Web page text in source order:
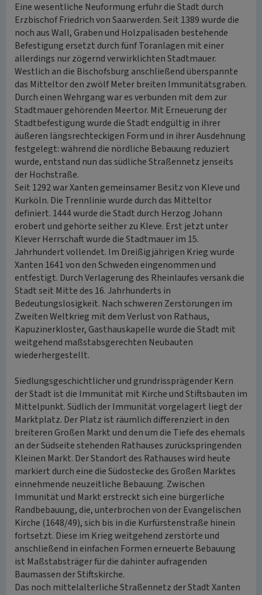
Eine wesentliche Neuformung erfuhr die Stadt durch
Erzbischof Friedrich von Saarwerden. Seit 1389 wurde die
noch aus Wall, Graben und Holzpalisaden bestehende
Befestigung ersetzt durch fünf Toranlagen mit einer
allerdings nur zögernd verwirklichten Stadtmauer.
Westlich an die Bischofsburg anschließend überspannte
das Mitteltor den zwölf Meter breiten Immunitätsgraben.
Durch einen Wehrgang war es verbunden mit dem zur
Stadtmauer gehörenden Meertor. Mit Erneuerung der
Stadtbefestigung wurde die Stadt endgültig in ihrer
äußeren längsrechteckigen Form und in ihrer Ausdehnung
festgelegt: während die nördliche Bebauung reduziert
wurde, entstand nun das südliche Straßennetz jenseits
der Hochstraße.
Seit 1292 war Xanten gemeinsamer Besitz von Kleve und
Kurköln. Die Trennlinie wurde durch das Mitteltor
definiert. 1444 wurde die Stadt durch Herzog Johann
erobert und gehörte seither zu Kleve. Erst jetzt unter
Klever Herrschaft wurde die Stadtmauer im 15.
Jahrhundert vollendet. Im Dreißigjährigen Krieg wurde
Xanten 1641 von den Schweden eingenommen und
entfestigt. Durch Verlagerung des Rheinlaufes versank die
Stadt seit Mitte des 16. Jahrhunderts in
Bedeutungslosigkeit. Nach schweren Zerstörungen im
Zweiten Weltkrieg mit dem Verlust von Rathaus,
Kapuzinerkloster, Gasthauskapelle wurde die Stadt mit
weitgehend maßstabsgerechten Neubauten
wiederhergestellt.
Siedlungsgeschichtlicher und grundrissprägender Kern
der Stadt ist die Immunität mit Kirche und Stiftsbauten im
Mittelpunkt. Südlich der Immunität vorgelagert liegt der
Marktplatz. Der Platz ist räumlich differenziert in den
breiteren Großen Markt und den um die Tiefe des ehemals
an der Südseite stehenden Rathauses zurückspringenden
Kleinen Markt. Der Standort des Rathauses wird heute
markiert durch eine die Südostecke des Großen Marktes
einnehmende neuzeitliche Bebauung. Zwischen
Immunität und Markt erstreckt sich eine bürgerliche
Randbebauung, die, unterbrochen von der Evangelischen
Kirche (1648/49), sich bis in die Kurfürstenstraße hinein
fortsetzt. Diese im Krieg weitgehend zerstörte und
anschließend in einfachen Formen erneuerte Bebauung
ist Maßstabsträger für die dahinter aufragenden
Baumassen der Stiftskirche.
Das noch mittelalterliche Straßennetz der Stadt Xanten